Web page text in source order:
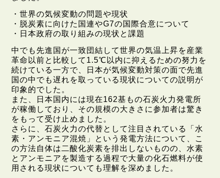
・世界の気候変動の問題や現状
・脱炭素に向けた国連やG7の国際合意について
・日本政府の取り組みの現状と課題
中でも先進国が一致団結して世界の気温上昇を産業
革命以前と比較して1.5℃以内に抑えるための努力を
続けている一方で、日本が気候変動対策の面で先進
国の中でも遅れを取っている現状についての説明が
印象的でした。
また、日本国内には現在162基もの石炭火力発電所
が稼働しており、その規模の大きさに参加者は驚き
をもって受け止めました。
さらに、石炭火力の代替として注目されている「水
素・アンモニア混焼」という発電方法について、こ
の方法自体は二酸化炭素を排出しないものの、水素
とアンモニアを製造する過程で大量の化石燃料が使
用される現状についても理解を深めました。